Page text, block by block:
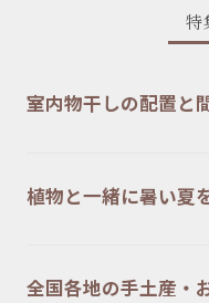
特
室内物干しの配置と
植物と一緒に暑い夏
全国各地の手土産・